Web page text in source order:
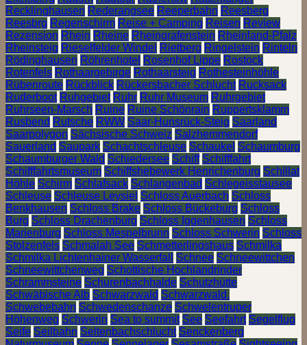
Recklinghausen Rederangsee Reeperbahn Reesberg
Reesbrg Regenschirm Reise + Camping Reisen Review
Rezension Rhein Rheine Rheingrafenstein Rheinland-Pfalz
Rheinsteig Rieselfelder Windel Rietberg Ringelstein Rinteln
Rödinghausen Röhrenhotel Rosenhof Lippe Rostock
Rotenfels Rothaargebirge Rothaarsteig Rothesteinhöhle
Rübenroute Rückblick Rückersbacher Schlucht Rucksack
Ruderboot Ruhgebiet Ruhr Ruhr Museum Ruhrgebiet
Ruhrseen-Marsch Ruine Ruine Schönrain Ruppertsklamm
Rusbend Rutsche RWW Saar-Hunsrück-Steig Saarland
Saarpolygon Sächsische Schweiz Salzhemmendorf
Sauerland Saupark Schachtschleuse Schaukel Schaumburg
Schaumburger Wald Schiedersee Schiff Schifffahrt
Schifffahrtsmuseum Schiffshebewerk Henrichenburg Schillat
Höhle Schirm Schlafsack Schlangenbad Schlegeisstausee
Schleuse Schleuse Leysiel Schloss Auerbach Schloss
Benkhausen Schloss Brake Schloss Bückeburg Schloss
Burg Schloss Drachenburg Schloss Iggenhausen Schloss
Marienburg Schloss Mespelbrunn Schloss Schwerin Schloss
Stolzenfels Schmalah See Schmetterlingshaus Schmilka
Schmilka Lichtenhainer Wasserfall
Schnee Schneewittchen
Schneewittchenweg Schottische Hochlandrinder
Schrammsteine Schurenbachhalde Schutzhütte
Schwäbische Alb Schwarzwald Schwarzwald.
Schwebebahn Schwedenschanze Schwelentruper
Höhenweg Schwerin Sea to summit See Seefahrt Segelflug
Seife Seilbahn Seltenbachschlucht Senckenberg